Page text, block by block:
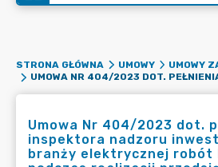
STRONA GŁÓWNA UMOWY
UMOWY
Umowa Nr 404/2023 dot.
inspektora nadzoru
branży elektrycznej robót